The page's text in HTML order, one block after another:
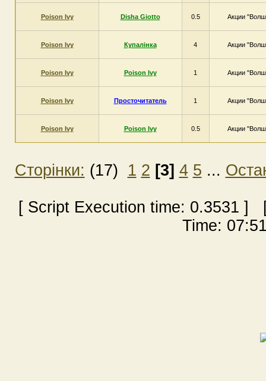
Poison Ivy Disha Giotto 0.5 Акции
Poison Ivy Купалінка 4 Акции
Poison Ivy Poison Ivy 1 Акции
Poison Ivy Просточитатель 1 Акции
Poison Ivy Poison Ivy 0.5 Акции
Сторінки: (17) 1 2 [3] 4 5 ...
[ Script Execution time: 0.3531 ] [
Time: